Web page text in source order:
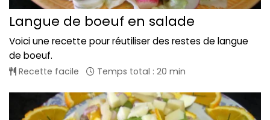
Langue de boeuf en salade
Voici une recette pour réutiliser des restes de langue
de boeuf.
Recette facile Temps total : 20 min